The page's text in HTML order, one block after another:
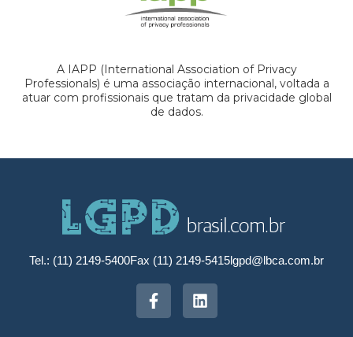
A IAPP (International Association of Privacy
Professionals) é uma associação internacional, voltada a
atuar com profissionais que tratam da privacidade global
de dados.
Tel.: (11) 2149-5400Fax (11) 2149-5415lgpd@lbca.com.br